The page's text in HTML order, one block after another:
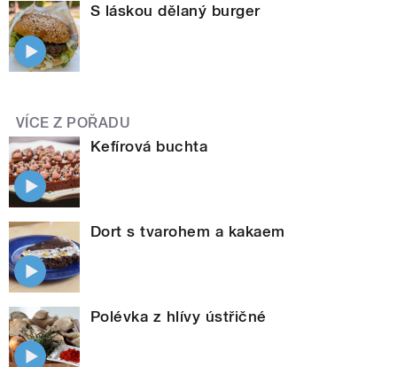
S láskou dělaný burger
VÍCE Z POŘADU
Kefírová buchta
Dort s tvarohem a kakaem
Polévka z hlívy ústřičné